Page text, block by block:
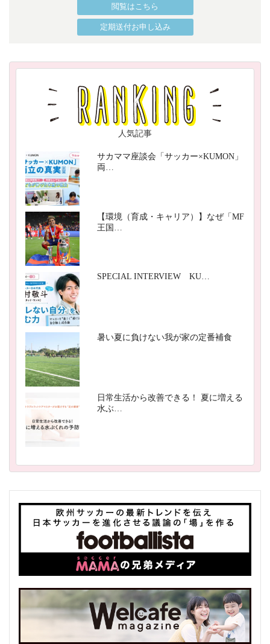
閲覧はこちら
定期送付お申し込み
人気記事
サカママ座談会「サッカー×KUMON」
両…
【環境（育成・キャリア）】なぜ「MF
王国…
SPECIAL INTERVIEW KU…
暑い夏に負けない我が家の定番補食
日常生活から改善できる！ 夏に増える
水ぶ…